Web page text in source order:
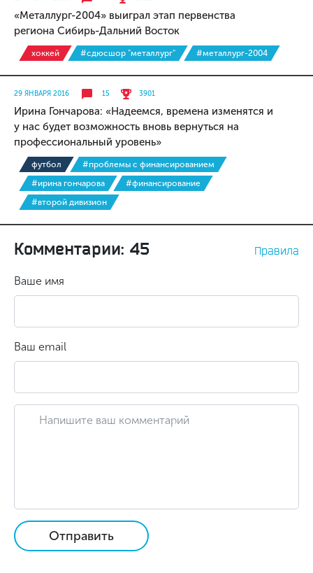
«Металлург-2004» выиграл этап первенства
региона Сибирь-Дальний Восток
хоккей #сдюсшор "металлург" #металлург-2004
29 ЯНВАРЯ 2016 15 3901
Ирина Гончарова: «Надеемся, времена изменятся и
у нас будет возможность вновь вернуться на
профессиональный уровень»
футбол
#проблемы с финансированием
#ирина гончарова
#финансирование
#второй дивизион
Комментарии: 45 Правила
Ваше имя
Ваш email
Отправить